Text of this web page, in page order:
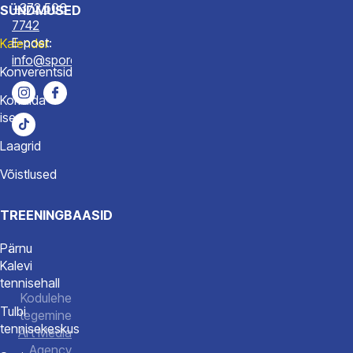
SÜNDMUSED
Kalender
Konverentsid
Korralda
ise
Laagrid
Võistlused
TREENINGBAASID
Pärnu
Kalevi
tennisehall
Tulbi
tennisekeskus
+372 506
7742
E-post:
info@spordiakadeemia.ee
Kodulehe
tegemine
Art Media
Agency